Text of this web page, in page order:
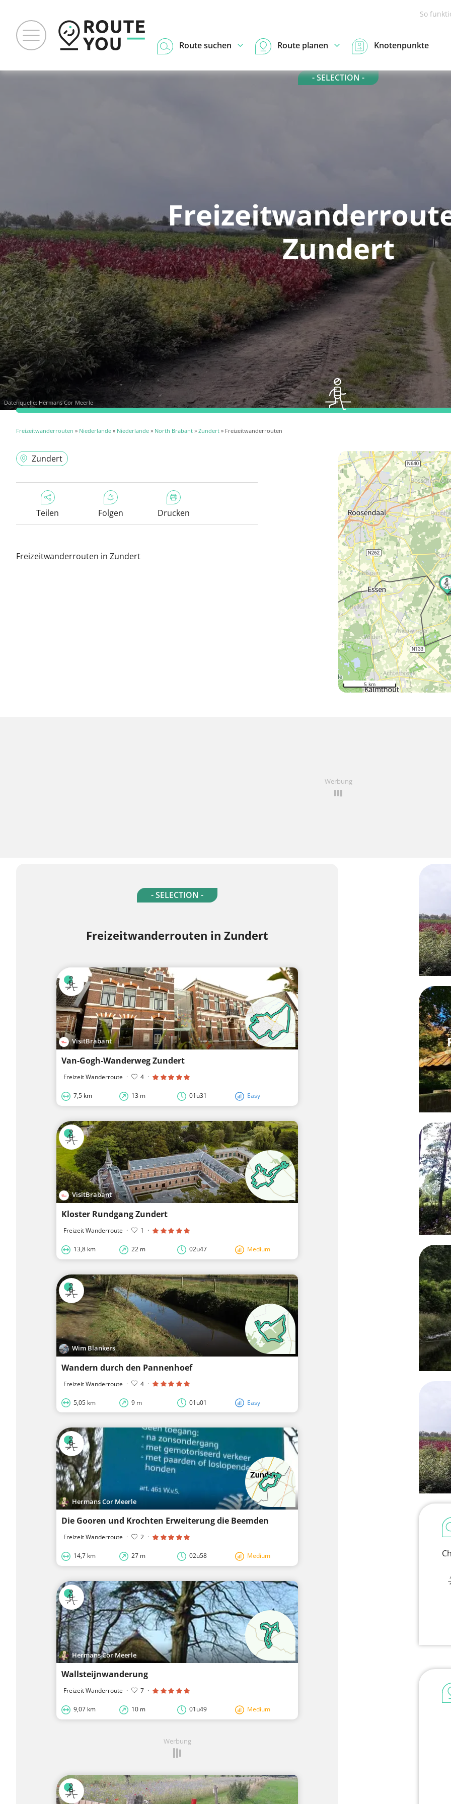
So
Route suchen Route planen Knotenpunkte
- SELECTION -
Zundert
Datenquelle: Hermans Cor Meerle
Freizeitwanderrouten » Niederlande » Niederlande » North Brabant » Zundert » Freizeitwanderrouten
Zundert
Teilen Folgen Drucken
Freizeitwanderrouten in Zundert
5 km
Werbung
- SELECTION -
Freizeitwanderrouten in Zundert
VisitBrabant
Van-Gogh-Wanderweg Zundert
Freizeit Wanderroute · 4 ·
7,5 km 13 m 01u31 Easy
VisitBrabant
Kloster Rundgang Zundert
Freizeit Wanderroute · 1 ·
13,8 km 22 m 02u47 Medium
Wim Blankers
Wandern durch den Pannenhoef
Freizeit Wanderroute · 4 ·
5,05 km 9 m 01u01 Easy
Hermans Cor Meerle
Die Gooren und Krochten Erweiterung die Beemden
Freizeit Wanderroute · 2 ·
14,7 km 27 m 02u58 Medium
Hermans Cor Meerle
Wallsteijnwanderung
Freizeit Wanderroute · 7 ·
9,07 km 10 m 01u49 Medium
Werbung